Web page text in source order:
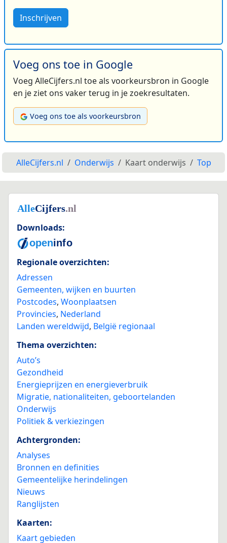
Inschrijven
Voeg ons toe in Google
Voeg AlleCijfers.nl toe als voorkeursbron in Google
en je ziet ons vaker terug in je zoekresultaten.
Voeg ons toe als voorkeursbron
AlleCijfers.nl Onderwijs Kaart onderwijs Top
Downloads:
Regionale overzichten:
Adressen
Gemeenten, wijken en buurten
Postcodes, Woonplaatsen
Provincies, Nederland
Landen wereldwijd, België regionaal
Thema overzichten:
Auto’s
Gezondheid
Energieprijzen en energieverbruik
Migratie, nationaliteiten, geboortelanden
Onderwijs
Politiek & verkiezingen
Achtergronden:
Analyses
Bronnen en definities
Gemeentelijke herindelingen
Nieuws
Ranglijsten
Kaarten:
Kaart gebieden